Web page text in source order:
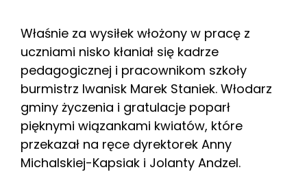
Właśnie za wysiłek włożony w pracę z
uczniami nisko kłaniał się kadrze
pedagogicznej i pracownikom szkoły
burmistrz Iwanisk Marek Staniek. Włodarz
gminy życzenia i gratulacje poparł
pięknymi wiązankami kwiatów, które
przekazał na ręce dyrektorek Anny
Michalskiej-Kapsiak i Jolanty Andzel.